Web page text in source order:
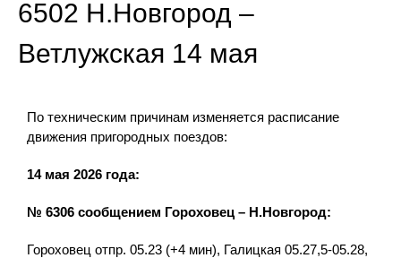
6502 Н.Новгород –
Ветлужская 14 мая
По техническим причинам изменяется расписание
движения пригородных поездов:
14 мая 2026 года:
№ 6306 сообщением Гороховец – Н.Новгород:
Гороховец отпр. 05.23 (+4 мин), Галицкая 05.27,5-05.28,